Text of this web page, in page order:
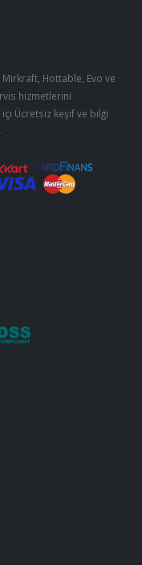
Mirkraft, Hottable, Evo ve
hizmetlerini
içi Ücretsiz keşif ve bilgi